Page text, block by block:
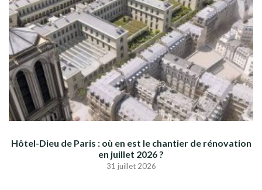
Hôtel-Dieu de Paris : où en est le chantier de rénovation
en juillet 2026 ?
31 juillet 2026